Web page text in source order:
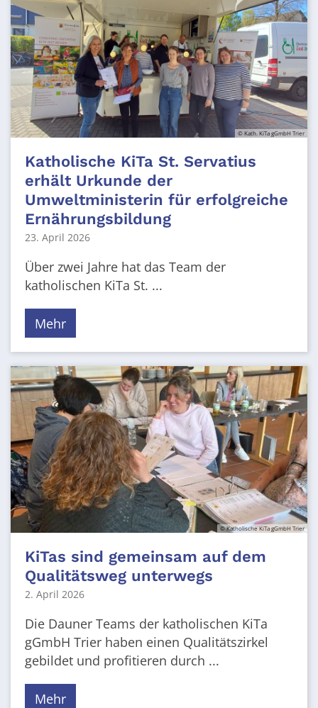
© Kath. KiTa gGmbH Trier
Katholische KiTa St. Servatius
erhält Urkunde der
Umweltministerin für erfolgreiche
Ernährungsbildung
23. April 2026
Über zwei Jahre hat das Team der
katholischen KiTa St. ...
Mehr
© Katholische KiTa gGmbH Trier
KiTas sind gemeinsam auf dem
Qualitätsweg unterwegs
2. April 2026
Die Dauner Teams der katholischen KiTa
gGmbH Trier haben einen Qualitätszirkel
gebildet und profitieren durch ...
Mehr